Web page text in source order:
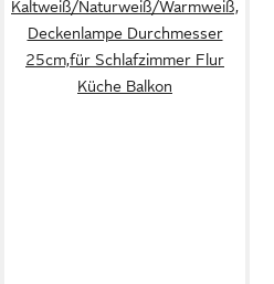
Kaltweiß/Naturweiß/Warmweiß,
Deckenlampe Durchmesser
25cm,für Schlafzimmer Flur
Küche Balkon